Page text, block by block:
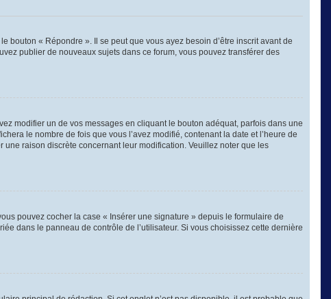
« Répondre ». Il se peut que vous ayez besoin d’être inscrit avant de
publier de nouveaux sujets dans ce forum, vous pouvez transférer des
modifier un de vos messages en cliquant le bouton adéquat, parfois dans une
le nombre de fois que vous l’avez modifié, contenant la date et l’heure de
une raison discrète concernant leur modification. Veuillez noter que les
pouvez cocher la case « Insérer une signature » depuis le formulaire de
dans le panneau de contrôle de l’utilisateur. Si vous choisissez cette dernière